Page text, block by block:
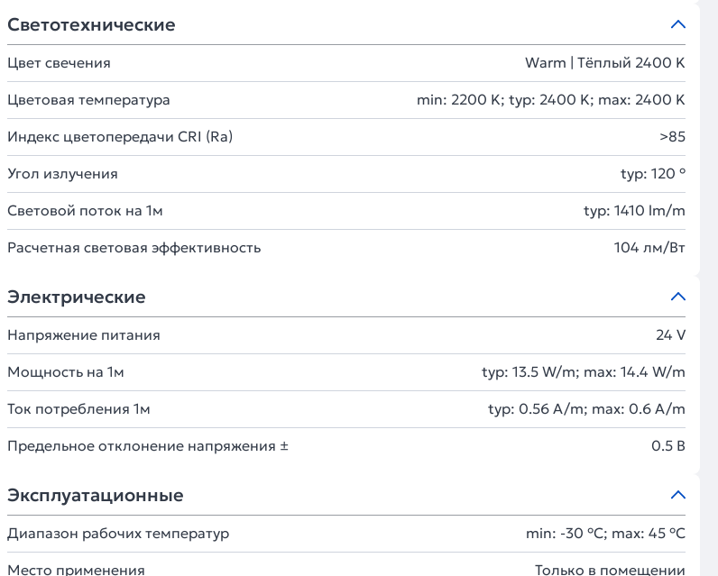
Светотехнические
Цвет свечения Warm | Тёплый 2400 K
Цветовая температура min: 2200 K; typ: 2400 K; max: 2400 K
Индекс цветопередачи CRI (Ra) >85
Угол излучения typ: 120 °
Световой поток на 1м typ: 1410 lm/m
Расчетная световая эффективность 104 лм/Вт
Электрические
Напряжение питания 24 V
Мощность на 1м typ: 13.5 W/m; max: 14.4 W/m
Ток потребления 1м typ: 0.56 A/m; max: 0.6 A/m
Предельное отклонение напряжения ± 0.5 В
Эксплуатационные
Диапазон рабочих температур min: -30 °C; max: 45 °C
Место применения Только в помещении